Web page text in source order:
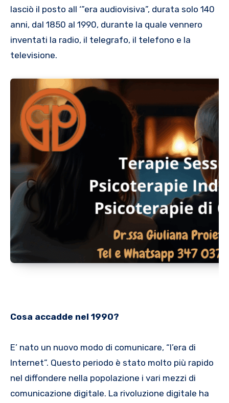
lasciò il posto all ‘”era audiovisiva”, durata solo 140
anni, dal 1850 al 1990, durante la quale vennero
inventati la radio, il telegrafo, il telefono e la
televisione.
Cosa accadde nel 1990?
E’ nato un nuovo modo di comunicare, “l’era di
Internet”. Questo periodo è stato molto più rapido
nel diffondere nella popolazione i vari mezzi di
comunicazione digitale. La rivoluzione digitale ha